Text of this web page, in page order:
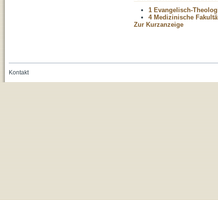
1 Evangelisch-
4 Medizinische
Zur Kurzanzeige
Kontakt